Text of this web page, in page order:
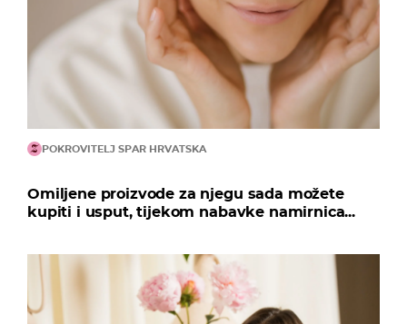
POKROVITELJ SPAR HRVATSKA
Omiljene proizvode za njegu sada možete
kupiti i usput, tijekom nabavke namirnica...